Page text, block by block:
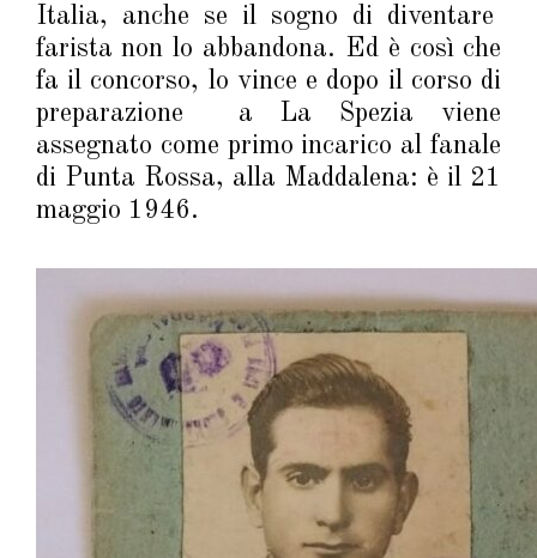
Italia, anche se il sogno di diventare
farista non lo abbandona. Ed è così che
fa il concorso, lo vince e dopo il corso di
preparazione a La Spezia viene
assegnato come primo incarico al fanale
di Punta Rossa, alla Maddalena: è il 21
maggio 1946.